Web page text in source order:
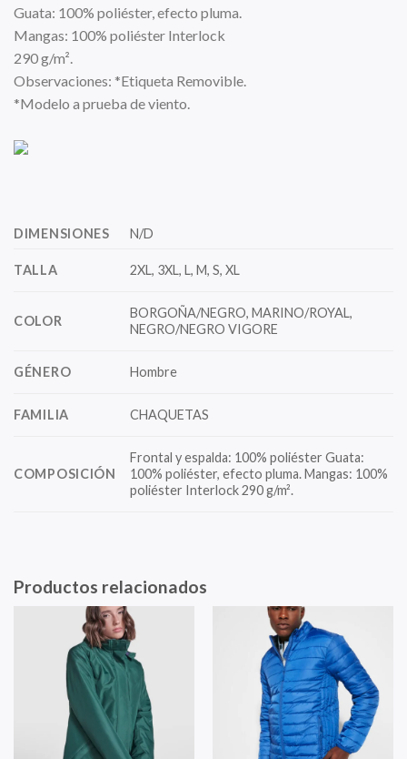
Guata: 100% poliéster, efecto pluma.
Mangas: 100% poliéster Interlock
290 g/m².
Observaciones: *Etiqueta Removible.
*Modelo a prueba de viento.
DIMENSIONES N/D
TALLA 2XL, 3XL, L, M, S, XL
COLOR
BORGOÑA/NEGRO, MARINO/ROYAL,
NEGRO/NEGRO VIGORE
GÉNERO Hombre
FAMILIA CHAQUETAS
COMPOSICIÓN
Frontal y espalda: 100% poliéster Guata:
100% poliéster, efecto pluma. Mangas: 100%
poliéster Interlock 290 g/m².
Productos relacionados